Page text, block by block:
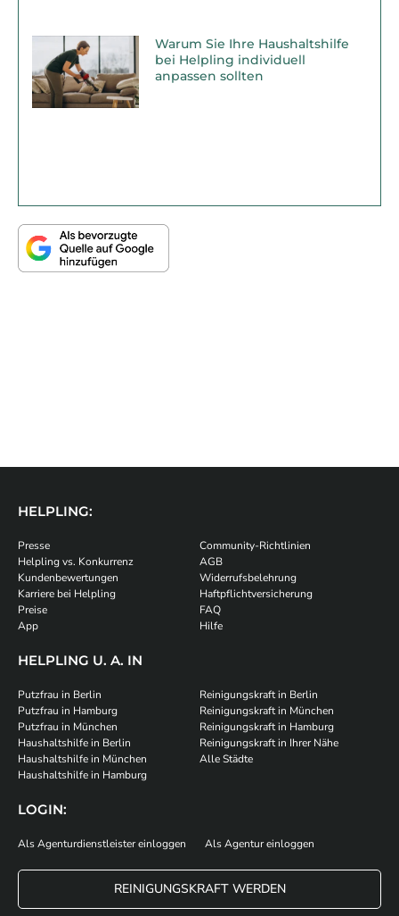
Warum Sie Ihre Haushaltshilfe
bei Helpling individuell
anpassen sollten
HELPLING:
Presse
Helpling vs. Konkurrenz
Kundenbewertungen
Karriere bei Helpling
Preise
App
Community-Richtlinien
AGB
Widerrufsbelehrung
Haftpflichtversicherung
FAQ
Hilfe
HELPLING U. A. IN
Putzfrau in Berlin
Putzfrau in Hamburg
Putzfrau in München
Haushaltshilfe in Berlin
Haushaltshilfe in München
Haushaltshilfe in Hamburg
Reinigungskraft in Berlin
Reinigungskraft in München
Reinigungskraft in Hamburg
Reinigungskraft in Ihrer Nähe
Alle Städte
LOGIN:
Als Agenturdienstleister einloggen Als Agentur einloggen
REINIGUNGSKRAFT WERDEN